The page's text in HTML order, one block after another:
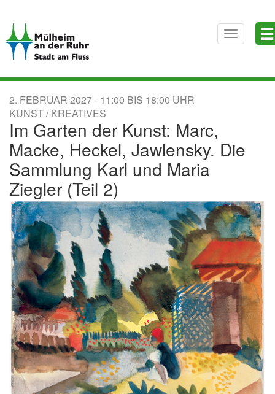
zum
Inhalt
Toggle
navigation
☰
2. FEBRUAR 2027 11:00 BIS 18:00
KUNST / KREATIVES
Im Garten der Kunst: Marc,
Macke, Heckel, Jawlensky. Die
Sammlung Karl und Maria
Ziegler (Teil 2)